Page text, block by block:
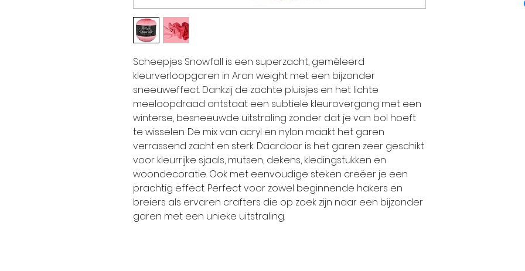
Scheepjes Snowfall is een superzacht, gemêleerd
kleurverloopgaren in Aran weight met een bijzonder
sneeuweffect. Dankzij de zachte pluisjes en het lichte
meeloopdraad ontstaat een subtiele kleurovergang met een
winterse, besneeuwde uitstraling zonder dat je van bol hoeft
te wisselen. De mix van acryl en nylon maakt het garen
verrassend zacht en sterk. Daardoor is het garen zeer geschikt
voor kleurrijke sjaals, mutsen, dekens, kledingstukken en
woondecoratie. Ook met eenvoudige steken creëer je een
prachtig effect. Perfect voor zowel beginnende hakers en
breiers als ervaren crafters die op zoek zijn naar een bijzonder
garen met een unieke uitstraling.
400 meter